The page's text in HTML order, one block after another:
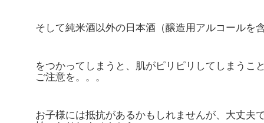
そして純米酒以外の日本酒（醸造用アルコールを
をつかってしまうと、肌がピリピリしてしまうこ
ご注意を。。。
お子様には抵抗があるかもしれませんが、大丈夫